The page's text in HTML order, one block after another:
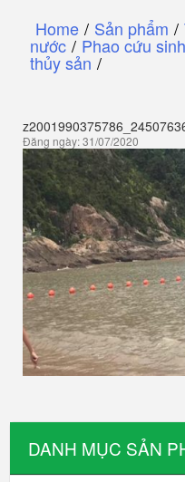
DANH MỤC SẢN
Home / Sản phẩm /
nước / Phao cứu sinh
thủy sản /
Đăng ngày: 31/07/2020